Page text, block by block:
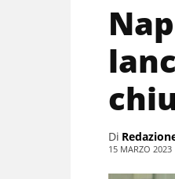
Di
15 MARZO 2023